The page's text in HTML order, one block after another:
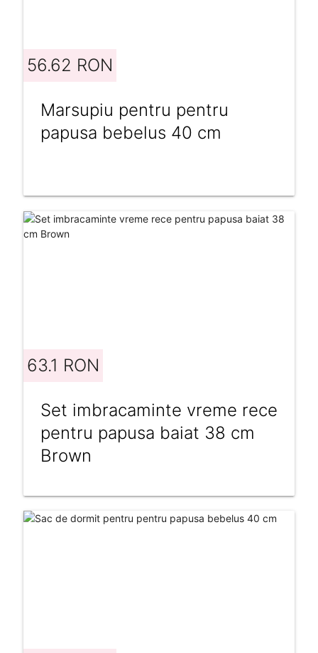
56.62 RON
Marsupiu pentru pentru
papusa bebelus 40 cm
63.1 RON
Set imbracaminte vreme rece
pentru papusa baiat 38 cm
Brown